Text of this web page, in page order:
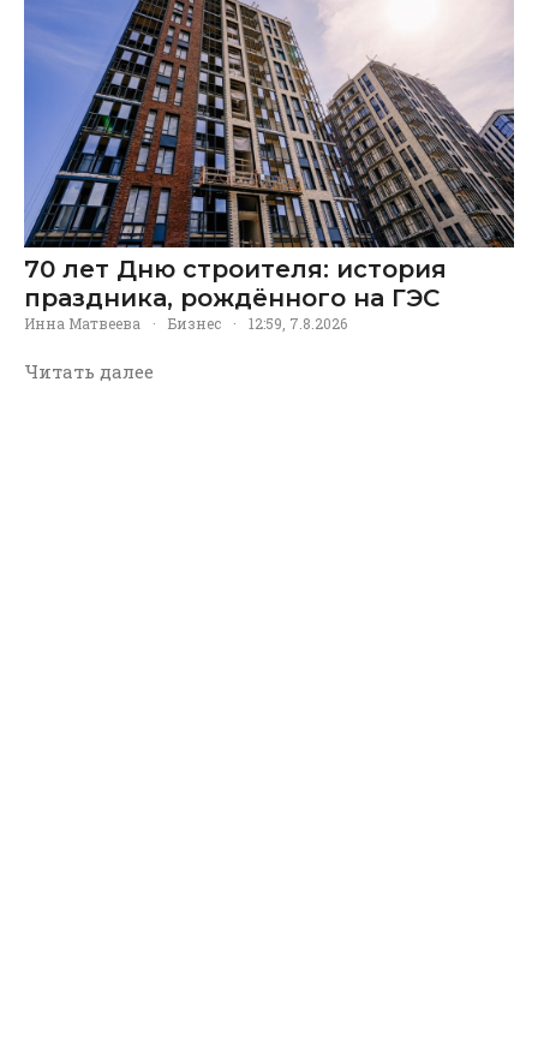
70 лет Дню строителя: история
праздника, рождённого на ГЭС
Инна Матвеева · Бизнес · 12:59, 7.8.2026
Читать далее